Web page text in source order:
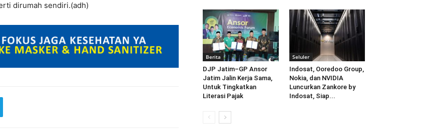
dirumah sendiri.(adh)
Berita
DJP Jatim–GP Ansor
Jatim Jalin Kerja Sama,
Untuk Tingkatkan
Literasi Pajak
Seluler
Indosat, Ooredoo Group,
Nokia, dan NVIDIA
Luncurkan Zankore by
Indosat, Siap...